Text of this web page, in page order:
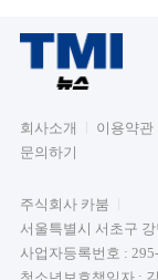
회사소개 이용약관
문의하기
주식회사 카붐
서울특별시 서초구
사업자등록번호 :
청소년보호책임자 :